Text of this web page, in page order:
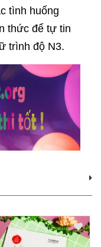
tình huống
thức để tự tin
trình độ N3.